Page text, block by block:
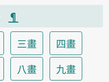
¶
三畫
四畫
八畫
九畫